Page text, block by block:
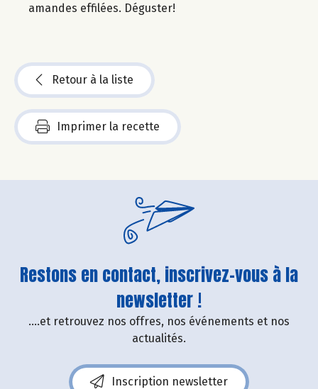
amandes effilées. Déguster!
Retour à la liste
Imprimer la recette
Restons en contact, inscrivez-vous à la
newsletter !
....et retrouvez nos offres, nos événements et nos
actualités.
Inscription newsletter